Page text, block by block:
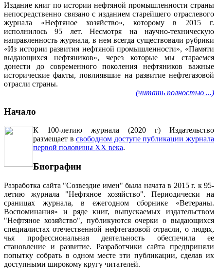
Издание книг по истории нефтяной промышленности страны
непосредственно связано с изданием старейшего отраслевого
журнала «Нефтяное хозяйство», которому в 2015 г.
исполнилось 95 лет. Несмотря на научно-техническую
направленность журнала, в нем всегда существовали рубрики
«Из истории развития нефтяной промышленности», «Памяти
выдающихся нефтяников», через которые мы стараемся
донести до современного поколения нефтяников важные
исторические факты, повлиявшие на развитие нефтегазовой
отрасли страны.
(читать полностью ...)
Начало
К 100-летию журнала (2020 г) Издательство
размещает всвободном доступе публикации журнала
первой половины ХХ века.
Биографии
Разработка сайта "Созвездие имен" была начата в 2015 г. к 95-
летию журнала "Нефтяное хозяйство". Периодически на
сраницах журнала, в ежегодном сборнике «Ветераны.
Воспоминания» и ряде книг, выпускаемых издательством
"Нефтяное хозяйство", публикуются очерки о выдающихся
специалистах отечественной нефтегазовой отрасли, о людях,
чья профессиональная деятельность обеспечила ее
становление и развитие. Разработчики сайта предприняли
попытку собрать в одном месте эти публикации, сделав их
доступными широкому кругу читателей.